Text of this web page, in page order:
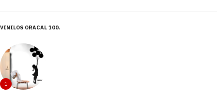
VINILOS ORACAL 100
1